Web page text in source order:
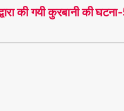
की गयी कुरबानी की